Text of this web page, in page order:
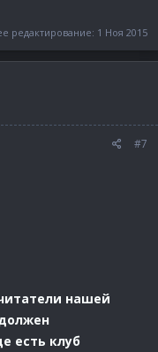
редактирование: 1 Ноя 2015
#7
нашей
есть клуб